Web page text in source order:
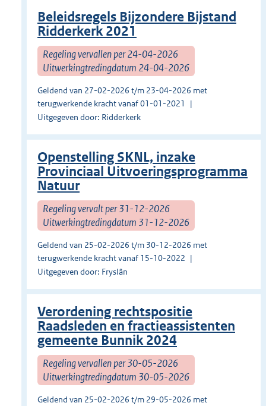
Beleidsregels Bijzondere Bijstand
Ridderkerk 2021
Regeling vervallen per 24-04-2026
Uitwerkingtredingdatum 24-04-2026
Geldend van 27-02-2026 t/m 23-04-2026 met
terugwerkende kracht vanaf 01-01-2021
Uitgegeven door: Ridderkerk
Openstelling SKNL, inzake
Provinciaal Uitvoeringsprogramma
Natuur
Regeling vervalt per 31-12-2026
Uitwerkingtredingdatum 31-12-2026
Geldend van 25-02-2026 t/m 30-12-2026 met
terugwerkende kracht vanaf 15-10-2022
Uitgegeven door: Fryslân
Verordening rechtspositie
Raadsleden en fractieassistenten
gemeente Bunnik 2024
Regeling vervallen per 30-05-2026
Uitwerkingtredingdatum 30-05-2026
Geldend van 25-02-2026 t/m 29-05-2026 met